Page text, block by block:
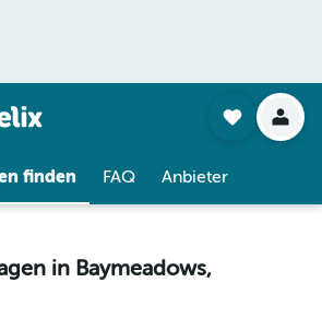
finden FAQ Anbieter
in Baymeadows,